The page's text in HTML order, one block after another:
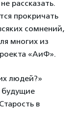
рассказать.
прокричать
сомнений,
многих из
«АиФ».
людей?»
будущие
в